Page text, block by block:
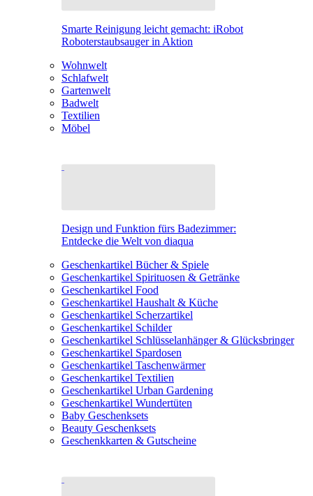
Smarte Reinigung leicht gemacht: iRobot
Roboterstaubsauger in Aktion
Wohnwelt
Schlafwelt
Gartenwelt
Badwelt
Textilien
Möbel
Design und Funktion fürs Badezimmer:
Entdecke die Welt von diaqua
Geschenkartikel Bücher & Spiele
Geschenkartikel Spirituosen & Getränke
Geschenkartikel Food
Geschenkartikel Haushalt & Küche
Geschenkartikel Scherzartikel
Geschenkartikel Schilder
Geschenkartikel Schlüsselanhänger & Glücksbringer
Geschenkartikel Spardosen
Geschenkartikel Taschenwärmer
Geschenkartikel Textilien
Geschenkartikel Urban Gardening
Geschenkartikel Wundertüten
Baby Geschenksets
Beauty Geschenksets
Geschenkkarten & Gutscheine